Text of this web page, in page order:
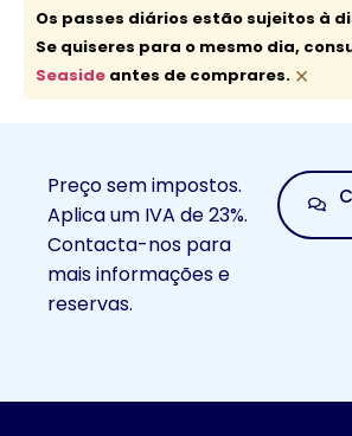
Os passes diários estão sujeitos à
Se quiseres para o mesmo dia,
Seaside antes de comprares. ×
Preço sem impostos.
Aplica um IVA de 23%.
Contacta-nos para
mais informações e
reservas.